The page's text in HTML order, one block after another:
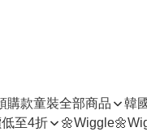
購款童裝全部商品 韓
至4折